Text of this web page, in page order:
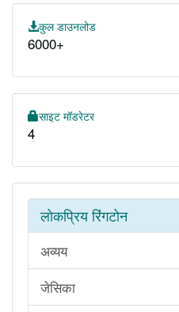
कुल डाउनलोड
6000+
साइट मॉडरेटर
4
लोकप्रिय रिंगटोन
अव्यय
जेसिका